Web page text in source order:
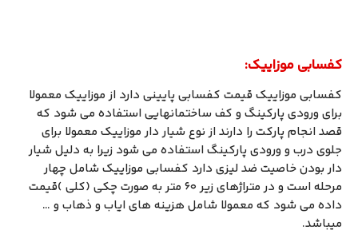
کفسابی موزاییک:
کفسابی موزاییک قیمت کفسابی پایینی دارد از موزاییک معمولا
برای ورودی پارکینگ و کف ساختمانهایی استفاده می شود که
قصد انجام پارکت را دارند از نوع شیار دار موزاییک معمولا برای
جلوی درب و ورودی پارکینگ استفاده می شود زیرا به دلیل شیار
دار بودن خاصیت ضد لیزی دارد کفسابی موزاییک شامل چهار
مرحله است و در متراژهای زیر ۶۰ متر به صورت چکی (کلی )قیمت
داده می شود که معمولا شامل هزینه های ایاب و ذهاب و …
میباشد.